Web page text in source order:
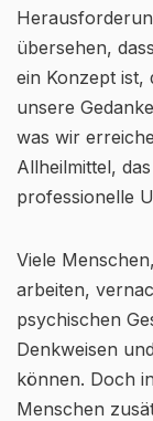
übersehen,
ein Konzept ist,
unsere
was wir
Allheilmittel,
professionelle
Viele
arbeiten,
psychischen
Denkweisen
können. Doch
Menschen